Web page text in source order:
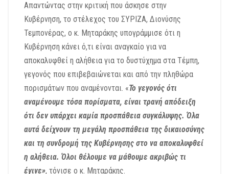
Απαντώντας στην κριτική που άσκησε στην
Κυβέρνηση, το στέλεχος του ΣΥΡΙΖΑ, Διονύσης
Τεμπονέρας, ο κ. Μηταράκης υπογράμμισε ότι η
Κυβέρνηση κάνει ό,τι είναι αναγκαίο για να
αποκαλυφθεί η αλήθεια για το δυστύχημα στα Τέμπη,
γεγονός που επιβεβαιώνεται και από την πληθώρα
πορισμάτων που αναμένονται. «Το γεγονός ότι
αναμένουμε τόσα πορίσματα, είναι τρανή απόδειξη
ότι δεν υπάρχει καμία προσπάθεια συγκάλυψης. Όλα
αυτά δείχνουν τη μεγάλη προσπάθεια της δικαιοσύνης
και τη συνδρομή της Κυβέρνησης στο να αποκαλυφθεί
η αλήθεια. Όλοι θέλουμε να μάθουμε ακριβώς τι
έγινε», τόνισε ο κ. Μηταράκης.